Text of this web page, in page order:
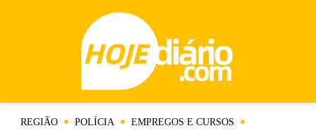
REGIÃO POLÍCIA
EMPREGOS E CURSOS